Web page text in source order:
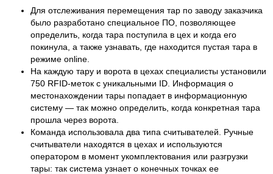
Для отслеживания перемещения тар по заводу заказчика
было разработано специальное ПО, позволяющее
определить, когда тара поступила в цех и когда его
покинула, а также узнавать, где находится пустая тара в
режиме online.
На каждую тару и ворота в цехах специалисты установили
750 RFID-меток с уникальными ID. Информация о
местонахождении тары попадает в информационную
систему — так можно определить, когда конкретная тара
прошла через ворота.
Команда использовала два типа считывателей. Ручные
считыватели находятся в цехах и используются
оператором в момент укомплектования или разгрузки
тары: так система узнает о конечных точках ее